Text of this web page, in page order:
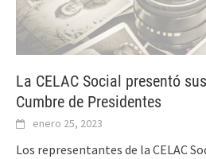
La CELAC Social presentó
Cumbre de Presidentes
enero 25, 2023
Los representantes de la CELAC